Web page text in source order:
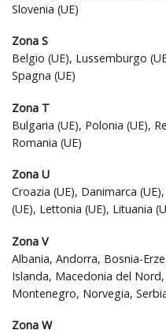
Slovenia (UE)
Zona S
Belgio (UE), Lussemburgo
Spagna (UE)
Zona T
Bulgaria (UE), Polonia (UE),
Romania (UE)
Zona U
Croazia (UE), Danimarca
(UE), Lettonia (UE), Lituania
Zona V
Albania, Andorra, Bosnia-
Islanda, Macedonia del
Montenegro, Norvegia,
Zona W